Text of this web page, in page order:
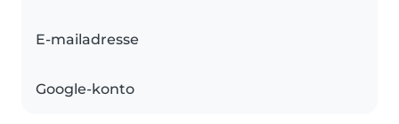
E-mailadresse
Google-konto